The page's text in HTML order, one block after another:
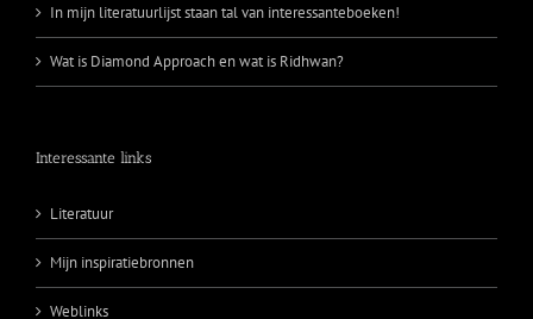
In mijn literatuurlijst staan tal van interessanteboeken!
Wat is Diamond Approach en wat is Ridhwan?
Interessante links
Literatuur
Mijn inspiratiebronnen
Weblinks